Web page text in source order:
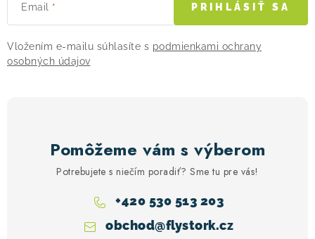
Email
Vložením e-mailu súhlasíte s podmienkami ochrany
osobných údajov
PRIHLÁSIŤ SA
Pomôžeme vám s výberom
Potrebujete s niečím poradiť? Sme tu pre vás!
obchod@flystork.cz
+420 530 513 203